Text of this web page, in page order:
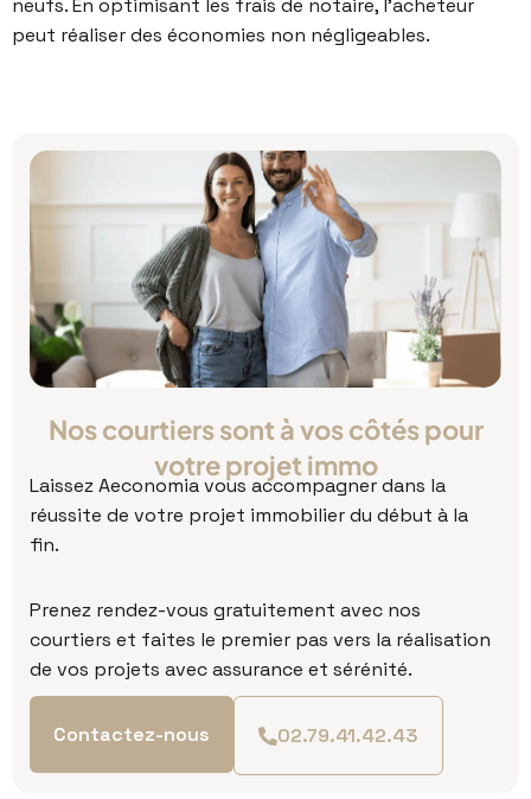
neufs. En optimisant les frais de notaire, l’acheteur
peut réaliser des économies non négligeables.
Nos courtiers sont à vos côtés pour
votre projet immo
Laissez Aeconomia vous accompagner dans la
réussite de votre projet immobilier du début à la
fin.
Prenez rendez-vous gratuitement avec nos
courtiers et faites le premier pas vers la réalisation
de vos projets avec assurance et sérénité.
Contactez-nous 02.79.41.42.43